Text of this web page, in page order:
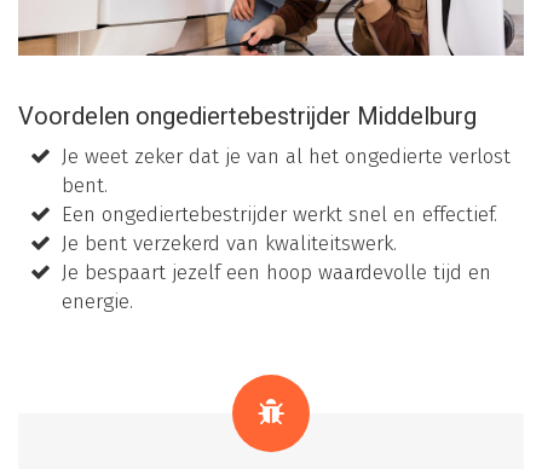
Voordelen ongediertebestrijder Middelburg
Je weet zeker dat je van al het ongedierte verlost
bent.
Een ongediertebestrijder werkt snel en effectief.
Je bent verzekerd van kwaliteitswerk.
Je bespaart jezelf een hoop waardevolle tijd en
energie.